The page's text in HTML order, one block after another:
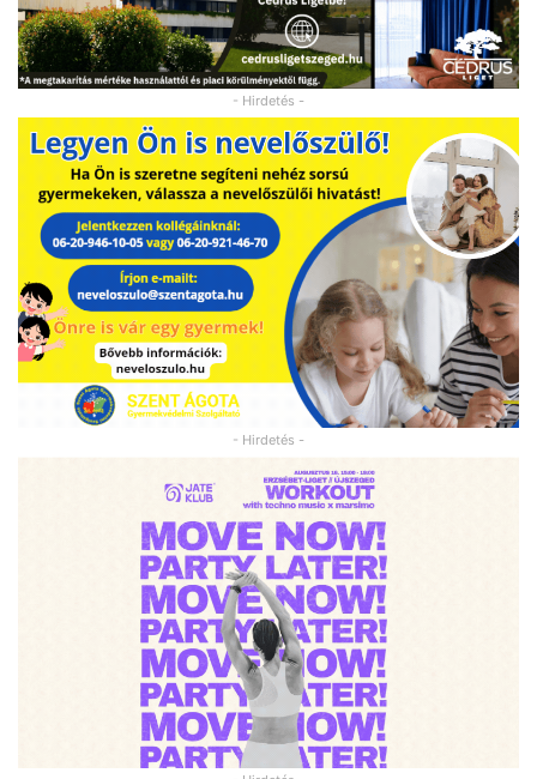
- Hirdetés -
- Hirdetés -